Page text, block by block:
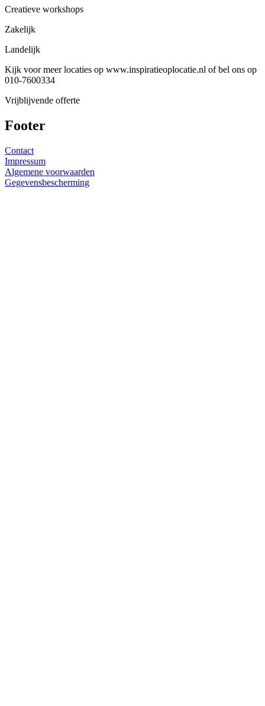
Creatieve workshops
Zakelijk
Landelijk
Kijk voor meer locaties op www.inspiratieoplocatie.nl of bel ons op
010-7600334
Vrijblijvende offerte
Footer
Contact
Impressum
Algemene voorwaarden
Gegevensbescherming